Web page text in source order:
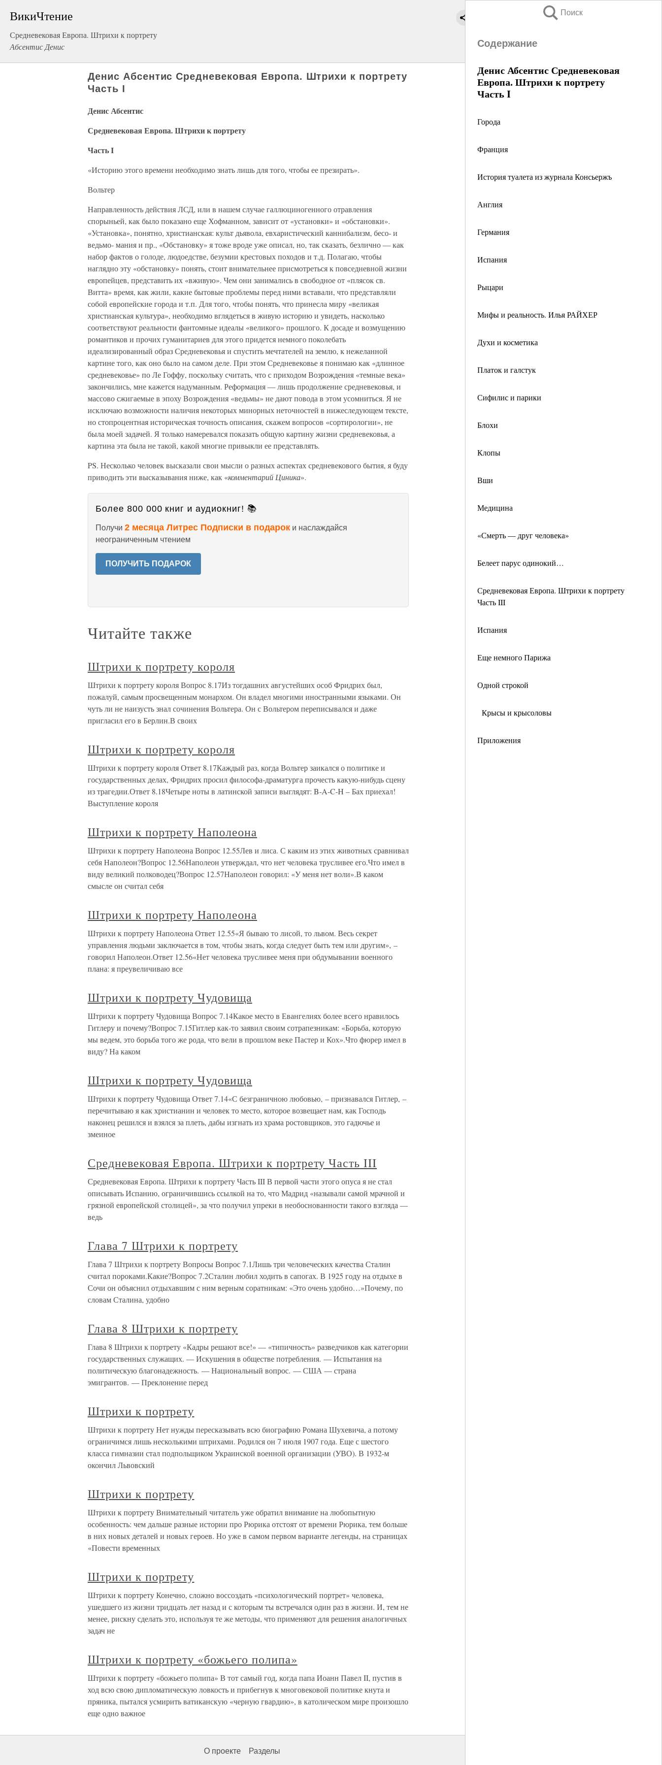
ВикиЧтение
Средневековая Европа. Штрихи к портрету
Абсентис Денис
Поиск
Содержание
Денис Абсентис Средневековая
Европа. Штрихи к портрету
Часть I
Города
Франция
История туалета из журнала Консьержъ
Англия
Германия
Испания
Рыцари
Мифы и реальность. Илья РАЙХЕР
Духи и косметика
Платок и галстук
Сифилис и парики
Блохи
Клопы
Вши
Медицина
«Смерть — друг человека»
Белеет парус одинокий…
Средневековая Европа. Штрихи к портрету
Часть III
Испания
Еще немного Парижа
Одной строкой
Крысы и крысоловы
Приложения
Денис Абсентис Средневековая Европа. Штрихи к портрету
Часть I
Денис Абсентис
Средневековая Европа. Штрихи к портрету
Часть I
«Историю этого времени необходимо знать лишь для того, чтобы ее презирать».
Вольтер
Направленность действия ЛСД, или в нашем случае галлюциногенного отравления
спорыньей, как было показано еще Хофманном, зависит от «установки» и «обстановки».
«Установка», понятно, христианская: культ дьявола, евхаристический каннибализм, бесо- и
ведьмо- мания и пр., «Обстановку» я тоже вроде уже описал, но, так сказать, безлично — как
набор фактов о голоде, людоедстве, безумии крестовых походов и т.д. Полагаю, чтобы
наглядно эту «обстановку» понять, стоит внимательнее присмотреться к повседневной жизни
европейцев, представить их «вживую». Чем они занимались в свободное от «плясок св.
Витта» время, как жили, какие бытовые проблемы перед ними вставали, что представляли
собой европейские города и т.п. Для того, чтобы понять, что принесла миру «великая
христианская культура», необходимо вглядеться в живую историю и увидеть, насколько
соответствуют реальности фантомные идеалы «великого» прошлого. К досаде и возмущению
романтиков и прочих гуманитариев для этого придется немного поколебать
идеализированный образ Средневековья и спустить мечтателей на землю, к нежеланной
картине того, как оно было на самом деле. При этом Средневековье я понимаю как «длинное
средневековье» по Ле Гоффу, поскольку считать, что с приходом Возрождения «темные века»
закончились, мне кажется надуманным. Реформация — лишь продолжение средневековья, и
массово сжигаемые в эпоху Возрождения «ведьмы» не дают повода в этом усомниться. Я не
исключаю возможности наличия некоторых минорных неточностей в нижеследующем тексте,
но стопроцентная историческая точность описания, скажем вопросов «сортирологии», не
была моей задачей. Я только намеревался показать общую картину жизни средневековья, а
картина эта была не такой, какой многие привыкли ее представлять.
PS. Несколько человек высказали свои мысли о разных аспектах средневекового бытия, я буду
приводить эти высказывания ниже, как «комментарий Циника».
Более 800 000 книг и аудиокниг! 📚
Получи 2 месяца Литрес Подписки в подарок и наслаждайся
неограниченным чтением
ПОЛУЧИТЬ ПОДАРОК
Читайте также
Штрихи к портрету короля
Штрихи к портрету короля Вопрос 8.17Из тогдашних августейших особ Фридрих был,
пожалуй, самым просвещенным монархом. Он владел многими иностранными языками. Он
чуть ли не наизусть знал сочинения Вольтера. Он с Вольтером переписывался и даже
пригласил его в Берлин.В своих
Штрихи к портрету короля
Штрихи к портрету короля Ответ 8.17Каждый раз, когда Вольтер заикался о политике и
государственных делах, Фридрих просил философа-драматурга прочесть какую-нибудь сцену
из трагедии.Ответ 8.18Четыре ноты в латинской записи выглядят: B-A-C-H – Бах приехал!
Выступление короля
Штрихи к портрету Наполеона
Штрихи к портрету Наполеона Вопрос 12.55Лев и лиса. С каким из этих животных сравнивал
себя Наполеон?Вопрос 12.56Наполеон утверждал, что нет человека трусливее его.Что имел в
виду великий полководец?Вопрос 12.57Наполеон говорил: «У меня нет воли».В каком
смысле он считал себя
Штрихи к портрету Наполеона
Штрихи к портрету Наполеона Ответ 12.55«Я бываю то лисой, то львом. Весь секрет
управления людьми заключается в том, чтобы знать, когда следует быть тем или другим», –
говорил Наполеон.Ответ 12.56«Нет человека трусливее меня при обдумывании военного
плана: я преувеличиваю все
Штрихи к портрету Чудовища
Штрихи к портрету Чудовища Вопрос 7.14Какое место в Евангелиях более всего нравилось
Гитлеру и почему?Вопрос 7.15Гитлер как-то заявил своим сотрапезникам: «Борьба, которую
мы ведем, это борьба того же рода, что вели в прошлом веке Пастер и Кох».Что фюрер имел в
виду? На каком
Штрихи к портрету Чудовища
Штрихи к портрету Чудовища Ответ 7.14«С безграничною любовью, – признавался Гитлер, –
перечитываю я как христианин и человек то место, которое возвещает нам, как Господь
наконец решился и взялся за плеть, дабы изгнать из храма ростовщиков, это гадючье и
змеиное
Средневековая Европа. Штрихи к портрету Часть III
Средневековая Европа. Штрихи к портрету Часть III В первой части этого опуса я не стал
описывать Испанию, ограничившись ссылкой на то, что Мадрид «называли самой мрачной и
грязной европейской столицей», за что получил упреки в необоснованности такого взгляда —
ведь
Глава 7 Штрихи к портрету
Глава 7 Штрихи к портрету Вопросы Вопрос 7.1Лишь три человеческих качества Сталин
считал пороками.Какие?Вопрос 7.2Сталин любил ходить в сапогах. В 1925 году на отдыхе в
Сочи он объяснил отдыхавшим с ним верным соратникам: «Это очень удобно…»Почему, по
словам Сталина, удобно
Глава 8 Штрихи к портрету
Глава 8 Штрихи к портрету «Кадры решают все!» — «типичность» разведчиков как категории
государственных служащих. — Искушения в обществе потребления. — Испытания на
политическую благонадежность. — Национальный вопрос. — США — страна
эмигрантов. — Преклонение перед
Штрихи к портрету
Штрихи к портрету Нет нужды пересказывать всю биографию Романа Шухевича, а потому
ограничимся лишь несколькими штрихами. Родился он 7 июля 1907 года. Еще с шестого
класса гимназии стал подпольщиком Украинской военной организации (УВО). В 1932-м
окончил Львовский
Штрихи к портрету
Штрихи к портрету Внимательный читатель уже обратил внимание на любопытную
особенность: чем дальше разные истории про Рюрика отстоят от времени Рюрика, тем больше
в них новых деталей и новых героев. Но уже в самом первом варианте легенды, на страницах
«Повести временных
Штрихи к портрету
Штрихи к портрету Конечно, сложно воссоздать «психологический портрет» человека,
ушедшего из жизни тридцать лет назад и с которым ты встречался один раз в жизни. И, тем не
менее, рискну сделать это, используя те же методы, что применяют для решения аналогичных
задач не
Штрихи к портрету «божьего полипа»
Штрихи к портрету «божьего полипа» В тот самый год, когда папа Иоанн Павел II, пустив в
ход всю свою дипломатическую ловкость и прибегнув к многовековой политике кнута и
пряника, пытался усмирить ватиканскую «черную гвардию», в католическом мире произошло
еще одно важное
О проекте Разделы